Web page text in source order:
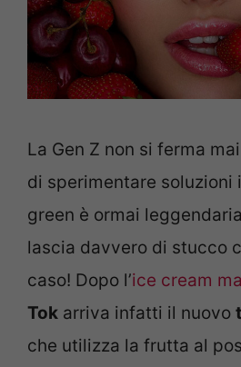
La Gen Z non si ferma
di sperimentare soluzioni
green è ormai
lascia davvero di stucco
caso! Dopo l’ice cream
Tok arriva infatti il nuovo
che utilizza la frutta al